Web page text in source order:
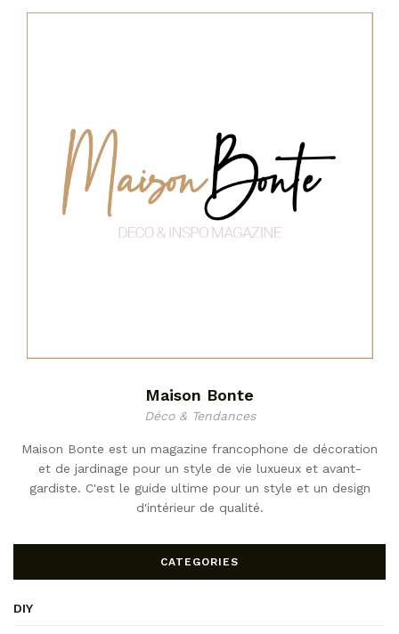
Maison Bonte
Déco & Tendances
Maison Bonte est un magazine francophone de décoration
et de jardinage pour un style de vie luxueux et avant-
gardiste. C'est le guide ultime pour un style et un design
d'intérieur de qualité.
CATEGORIES
DIY